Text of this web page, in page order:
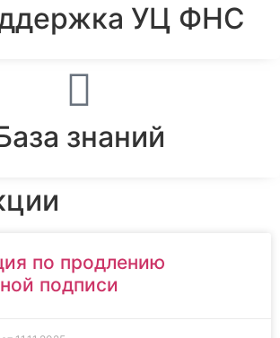
УЦ ФНС
знаний
по продлению
подписи